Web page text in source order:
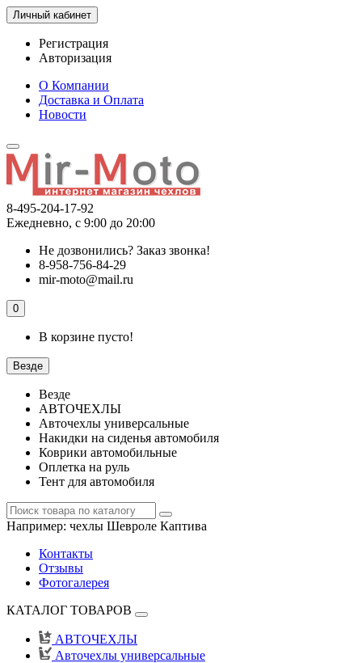
Личный кабинет
Регистрация
Авторизация
О Компании
Доставка и Оплата
Новости
8-495-204-17-92
Ежедневно, с 9:00 до 20:00
Не дозвонились? Заказ звонка!
8-958-756-84-29
mir-moto@mail.ru
0
В корзине пусто!
Везде
Везде
АВТОЧЕХЛЫ
Авточехлы универсальные
Накидки на сиденья автомобиля
Коврики автомобильные
Оплетка на руль
Тент для автомобиля
Например: чехлы Шевроле Каптива
Контакты
Отзывы
Фотогалерея
КАТАЛОГ ТОВАРОВ
АВТОЧЕХЛЫ
Авточехлы универсальные